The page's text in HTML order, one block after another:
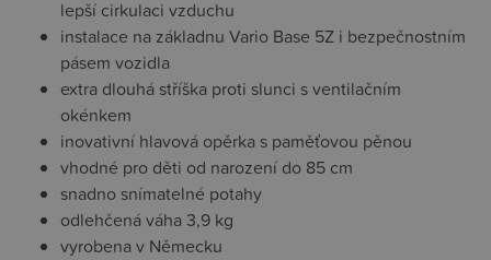
lepší cirkulaci vzduchu
instalace na základnu Vario Base 5Z i bezpečnostním
pásem vozidla
extra dlouhá stříška proti slunci s ventilačním
okénkem
inovativní hlavová opěrka s paměťovou pěnou
vhodné pro děti od narození do 85 cm
snadno snímatelné potahy
odlehčená váha 3,9 kg
vyrobena v Německu